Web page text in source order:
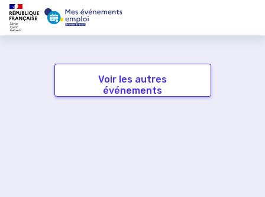
Voir les autres
événements